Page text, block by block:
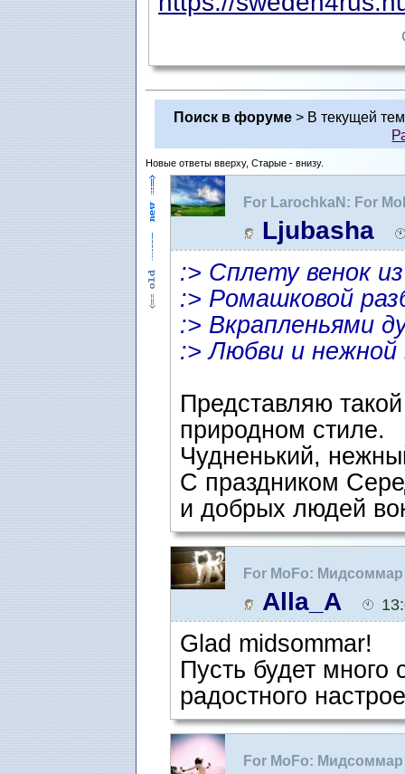
Поиск в форуме > В текущей
Новые ответы вверху, Старые - внизу.
For LarochkaN: For
Ljubasha
:> Сплету венок
:> Ромашковой
:> Вкрапленьями
:> Любви и нежной
Представляю
природном стиле.
Чудненький,
С праздником
и добрых людей
For MoFo: Мидсоммар
Alla_A
Glad midsommar!
Пусть будет много
радостного
For MoFo: Мидсоммар